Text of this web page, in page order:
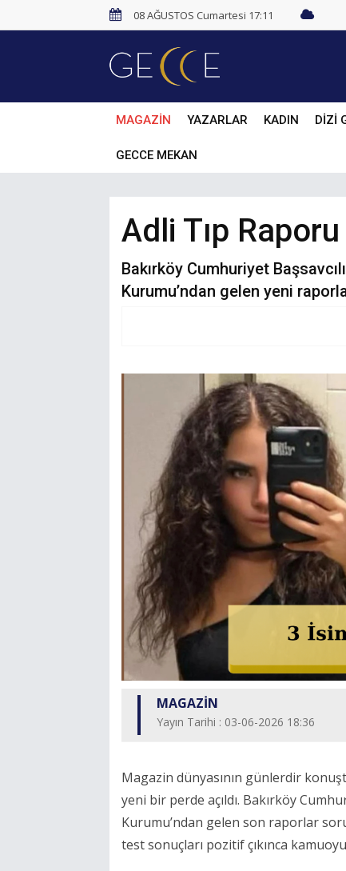
08 AĞUSTOS Cumartesi 17:11
MAGAZİN YAZARLAR KADIN DİZİ
GECCE MEKAN
Adli Tıp
Bakırköy Cumhuriyet
Kurumu’ndan gelen yeni
MAGAZİN
Yayın Tarihi : 03-06-2026 18:36
Magazin dünyasının günlerdir
yeni bir perde açıldı. Bakırköy
Kurumu’ndan gelen son raporlar
test sonuçları pozitif çıkınca